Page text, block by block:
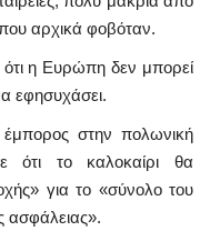
αρχικά φοβόταν.
ότι η Ευρώπη δεν μπορεί
εφησυχάσει.
στην πολωνική
ότι το καλοκαίρι θα
για το «σύνολο του
ασφάλειας».